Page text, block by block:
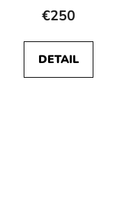
hodnotenie
je
4,7
€250
DETAIL